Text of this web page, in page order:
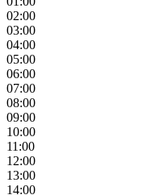
02:00
03:00
04:00
05:00
06:00
07:00
08:00
09:00
10:00
11:00
12:00
13:00
14:00